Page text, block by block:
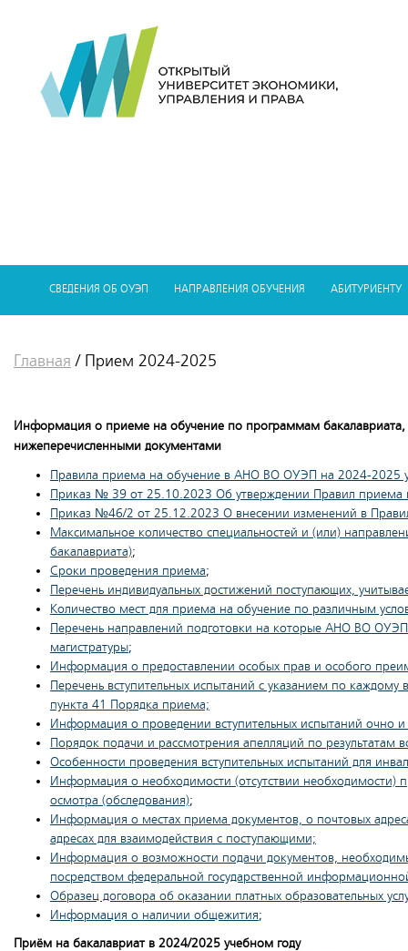
СВЕДЕНИЯ ОБ ОУЭП НАПРАВЛЕНИЯ ОБУЧЕНИЯ АБИТУРИЕНТУ
Главная / Прием 2024-2025
Информация о приеме на обучение по программам
нижеперечисленными документами
Правила приема на обучение в АНО ВО ОУЭП на 2024-2025
Приказ № 39 от 25.10.2023 Об утверждении Правил
Приказ №46/2 от 25.12.2023 О внесении изменений в
Максимальное количество специальностей и (или)
бакалавриата);
Сроки проведения приема;
Перечень индивидуальных достижений поступающих,
Количество мест для приема на обучение по различным
Перечень направлений подготовки на которые АНО ВО
магистратуры;
Информация о предоставлении особых прав и особого
Перечень вступительных испытаний с указанием по
пункта 41 Порядка приема;
Информация о проведении вступительных испытаний очно
Порядок подачи и рассмотрения апелляций по результатам
Особенности проведения вступительных испытаний для
Информация о необходимости (отсутствии необходимости)
осмотра (обследования);
Информация о местах приема документов, о почтовых
адресах для взаимодействия с поступающими;
Информация о возможности подачи документов,
посредством федеральной государственной
Образец договора об оказании платных образовательных
Информация о наличии общежития;
Приём на бакалавриат в 2024/2025 учебном году